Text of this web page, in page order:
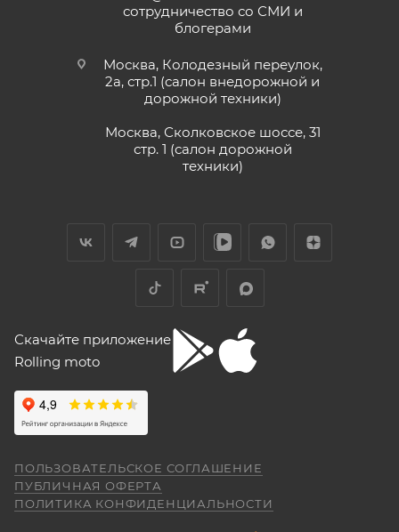
сотрудничество со СМИ и
блогерами
Москва, Колодезный переулок,
2а, стр.1 (салон внедорожной и
дорожной техники)
Москва, Сколковское шоссе, 31
стр. 1 (салон дорожной
техники)
Скачайте приложение
Rolling moto
ПОЛЬЗОВАТЕЛЬСКОЕ СОГЛАШЕНИЕ
ПУБЛИЧНАЯ ОФЕРТА
ПОЛИТИКА КОНФИДЕНЦИАЛЬНОСТИ